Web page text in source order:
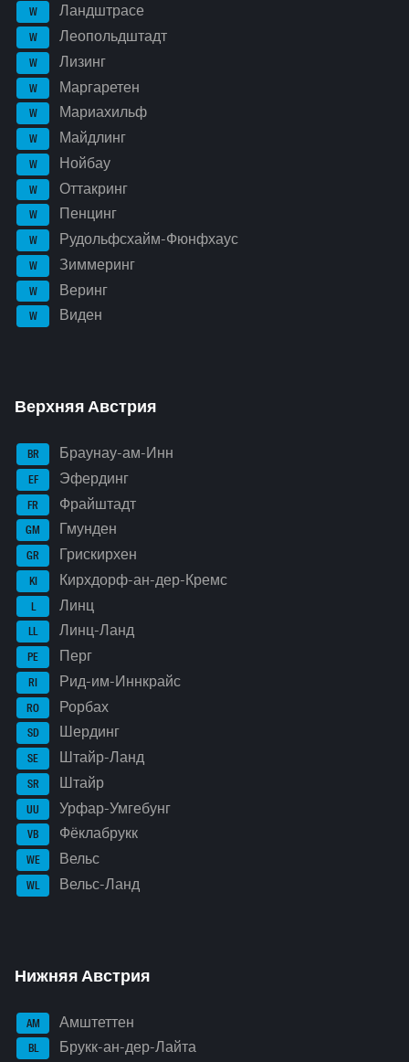
W Ландштрасе
W Леопольдштадт
W Лизинг
W Маргаретен
W Мариахильф
W Майдлинг
W Нойбау
W Оттакринг
W Пенцинг
W Рудольфсхайм-Фюнфхаус
W Зиммеринг
W Веринг
W Виден
Верхняя Австрия
BR Браунау-ам-Инн
EF Эфердинг
FR Фрайштадт
GM Гмунден
GR Грискирхен
KI Кирхдорф-ан-дер-Кремс
L Линц
LL Линц-Ланд
PE Перг
RI Рид-им-Иннкрайс
RO Рорбах
SD Шердинг
SE Штайр-Ланд
SR Штайр
UU Урфар-Умгебунг
VB Фёклабрукк
WE Вельс
WL Вельс-Ланд
Нижняя Австрия
AM Амштеттен
BL Брукк-ан-дер-Лайта